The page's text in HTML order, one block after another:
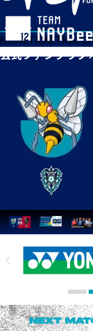
HOMETICKETMATCH
NEXT